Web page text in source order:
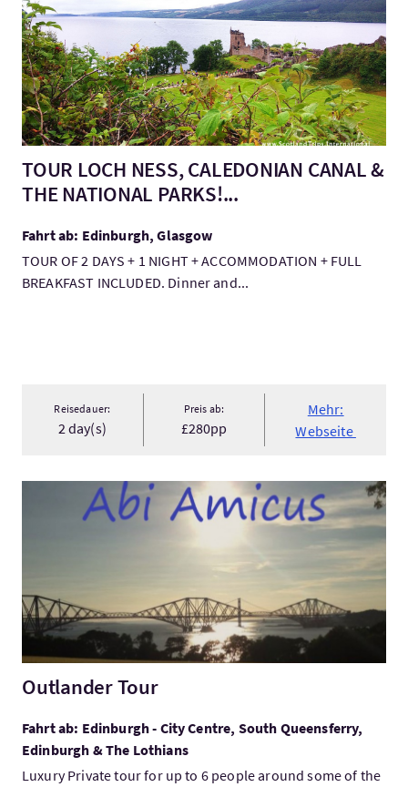
TOUR LOCH NESS, CALEDONIAN CANAL &
THE NATIONAL PARKS!...
Fahrt ab: Edinburgh, Glasgow
TOUR OF 2 DAYS + 1 NIGHT + ACCOMMODATION + FULL
BREAKFAST INCLUDED. Dinner and...
Reisedauer:
2 day(s)
Preis ab:
£280pp
Mehr:
Webseite
Mehr:Outlander Tour
Outlander Tour
Fahrt ab: Edinburgh - City Centre, South Queensferry,
Edinburgh & The Lothians
Luxury Private tour for up to 6 people around some of the